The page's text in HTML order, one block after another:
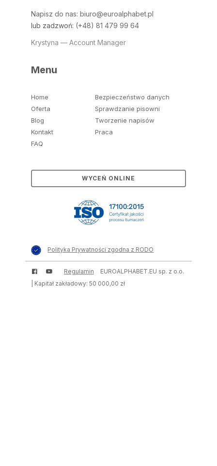
Napisz do nas:biuro@euroalphabet.pl
lub zadzwoń: (+48) 81 479 99 64
Krystyna — Account Manager
Menu
Home
Oferta
Blog
Kontakt
FAQ
Bezpieczeństwo danych
Sprawdzanie pisowni
Tworzenie napisów
Praca
WYCEŃ ONLINE
Polityka Prywatności zgodna z RODO
Regulamin
EUROALPHABET.EU sp. z o.o.
| Kapitał zakładowy: 50 000,00 zł